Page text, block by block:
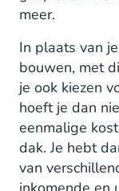
meer.
In plaats van
bouwen, met
je ook kiezen
hoeft je dan
eenmalige
dak. Je hebt
van